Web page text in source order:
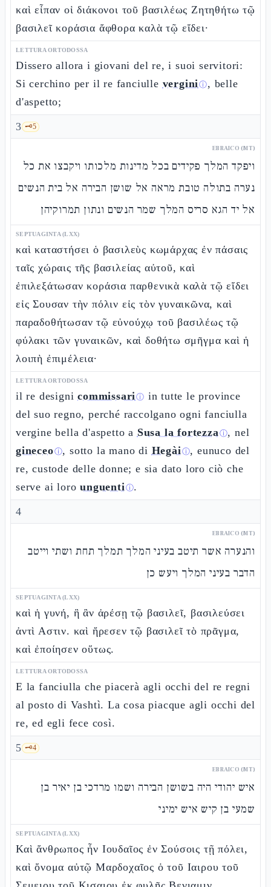
καὶ εἶπαν οἱ διάκονοι τοῦ βασιλέως Ζητηθήτω τῷ
βασιλεῖ κοράσια ἄφθορα καλὰ τῷ εἴδει·
LETTURA ORTODOSSA
Dissero allora i giovani del re, i suoi servitori:
Si cerchino per il re fanciulle verginiⓘ, belle
d'aspetto;
3 🗝️5
EBRAICO (MT)
ויפקד המלך פקידים בכל מדינות מלכותו ויקבצו את כל
נערה בתולה טובת מראה אל שושן הבירה אל בית הנשים
אל יד הגא סריס המלך שמר הנשים ונתון תמרוקיהן
SEPTUAGINTA (LXX)
καὶ καταστήσει ὁ βασιλεὺς κωμάρχας ἐν πάσαις
ταῖς χώραις τῆς βασιλείας αὐτοῦ, καὶ
ἐπιλεξάτωσαν κοράσια παρθενικὰ καλὰ τῷ εἴδει
εἰς Σουσαν τὴν πόλιν εἰς τὸν γυναικῶνα, καὶ
παραδοθήτωσαν τῷ εὐνούχῳ τοῦ βασιλέως τῷ
φύλακι τῶν γυναικῶν, καὶ δοθήτω σμῆγμα καὶ ἡ
λοιπὴ ἐπιμέλεια·
LETTURA ORTODOSSA
il re designicommissariⓘ in tutte le province
del suo regno, perché raccolgano ogni fanciulla
vergine bella d'aspetto a Susa la fortezzaⓘ, nel
gineceoⓘ, sotto la mano di Hegàiⓘ, eunuco del
re, custode delle donne; e sia dato loro ciò che
serve ai lorounguentiⓘ.
4
EBRAICO (MT)
והנערה אשר תיטב בעיני המלך תמלך תחת ושתי וייטב
הדבר בעיני המלך ויעש כן
SEPTUAGINTA (LXX)
καὶ ἡ γυνή, ἣ ἂν ἀρέσῃ τῷ βασιλεῖ, βασιλεύσει
ἀντὶ Αστιν. καὶ ἤρεσεν τῷ βασιλεῖ τὸ πρᾶγμα,
καὶ ἐποίησεν οὕτως.
LETTURA ORTODOSSA
E la fanciulla che piacerà agli occhi del re regni
al posto di Vashtì. La cosa piacque agli occhi del
re, ed egli fece così.
5 🗝️4
EBRAICO (MT)
איש יהודי היה בשושן הבירה ושמו מרדכי בן יאיר בן
שמעי בן קיש איש ימיני
SEPTUAGINTA (LXX)
Καὶ ἄνθρωπος ἦν Ιουδαῖος ἐν Σούσοις τῇ πόλει,
καὶ ὄνομα αὐτῷ Μαρδοχαῖος ὁ τοῦ Ιαιρου τοῦ